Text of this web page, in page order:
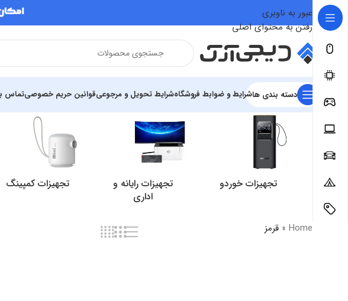
عبور به ناوبری
رفتن به محتوای اصلی
دسته بندی هاشرایط و ضوابط فروشگاهشرایط تحویل و مرجوعیقوانین حریم خصوصیتماس
تجهیزات خوردو
تجهیزات رایانه و
اداری
تجهیزات کمپینگ
Home
» قرمز